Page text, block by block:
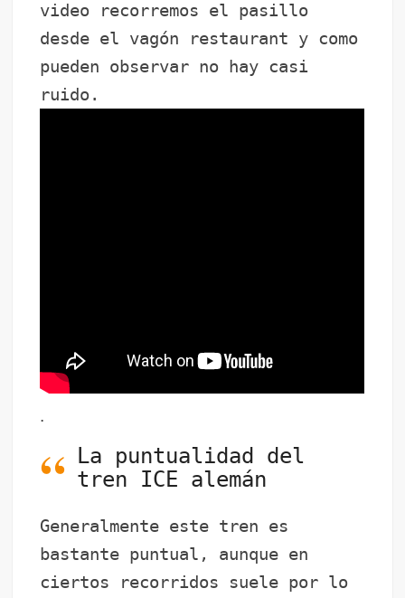
video recorremos el pasillo
desde el vagón restaurant y como
pueden observar no hay casi
ruido.
.
La puntualidad del
tren ICE alemán
Generalmente este tren es
bastante puntual, aunque en
ciertos recorridos suele por lo